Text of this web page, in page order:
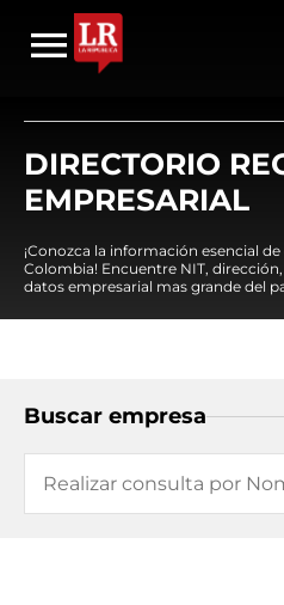
DIRECTORIO
EMPRESARIAL
¡Conozca la información esencial
Colombia! Encuentre NIT,
datos empresarial mas grande del
Buscar empresa